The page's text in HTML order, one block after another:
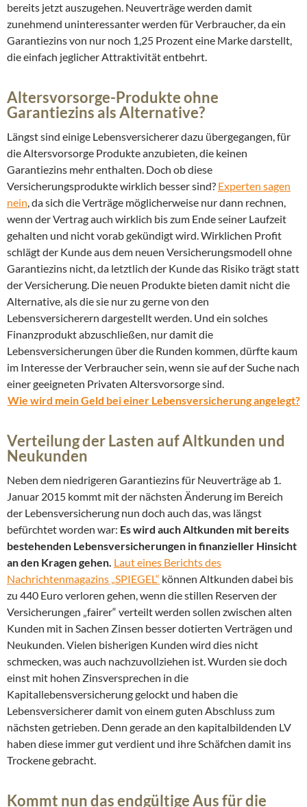
bereits jetzt auszugehen. Neuverträge werden damit
zunehmend uninteressanter werden für Verbraucher, da ein
Garantiezins von nur noch 1,25 Prozent eine Marke darstellt,
die einfach jeglicher Attraktivität entbehrt.
Altersvorsorge-Produkte ohne
Garantiezins als Alternative?
Längst sind einige Lebensversicherer dazu übergegangen, für
die Altersvorsorge Produkte anzubieten, die keinen
Garantiezins mehr enthalten. Doch ob diese
Versicherungsprodukte wirklich besser sind? Experten sagen
nein, da sich die Verträge möglicherweise nur dann rechnen,
wenn der Vertrag auch wirklich bis zum Ende seiner Laufzeit
gehalten und nicht vorab gekündigt wird. Wirklichen Profit
schlägt der Kunde aus dem neuen Versicherungsmodell ohne
Garantiezins nicht, da letztlich der Kunde das Risiko trägt statt
der Versicherung. Die neuen Produkte bieten damit nicht die
Alternative, als die sie nur zu gerne von den
Lebensversicherern dargestellt werden. Und ein solches
Finanzprodukt abzuschließen, nur damit die
Lebensversicherungen über die Runden kommen, dürfte kaum
im Interesse der Verbraucher sein, wenn sie auf der Suche nach
einer geeigneten Privaten Altersvorsorge sind.
Wie wird mein Geld bei einer Lebensversicherung angelegt?
Verteilung der Lasten auf Altkunden und
Neukunden
Neben dem niedrigeren Garantiezins für Neuverträge ab 1.
Januar 2015 kommt mit der nächsten Änderung im Bereich
der Lebensversicherung nun doch auch das, was längst
befürchtet worden war: Es wird auch Altkunden mit bereits
bestehenden Lebensversicherungen in finanzieller Hinsicht
an den Kragen gehen. Laut eines Berichts des
Nachrichtenmagazins „SPIEGEL“ können Altkunden dabei bis
zu 440 Euro verloren gehen, wenn die stillen Reserven der
Versicherungen „fairer“ verteilt werden sollen zwischen alten
Kunden mit in Sachen Zinsen besser dotierten Verträgen und
Neukunden. Vielen bisherigen Kunden wird dies nicht
schmecken, was auch nachzuvollziehen ist. Wurden sie doch
einst mit hohen Zinsversprechen in die
Kapitallebensversicherung gelockt und haben die
Lebensversicherer damit von einem guten Abschluss zum
nächsten getrieben. Denn gerade an den kapitalbildenden LV
haben diese immer gut verdient und ihre Schäfchen damit ins
Trockene gebracht.
Kommt nun das endgültige Aus für die